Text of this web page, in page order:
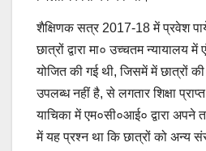
शैक्षिणक सत्र 2017-18 में प्रवेश
छात्रों द्वारा मा० उच्चतम न्यायालय
योजित की गई थी, जिसमें में छात्रों
उपलब्ध नहीं है, से लगतार शिक्षा
याचिका में एम०सी०आई० द्वारा
में यह प्रश्न था कि छात्रों को अन्य